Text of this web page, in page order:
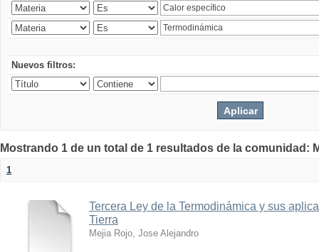
Nuevos filtros:
Mostrando 1 de un total de 1 resultados de la comunidad:
1
Tercera Ley de la Termodinámica y sus
Tierra
Mejia Rojo, Jose Alejandro